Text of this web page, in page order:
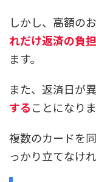
しかし、高額の
れだけ返済の負
ます。
また、返済日が
することになりま
複数のカードを
っかり立てなけ